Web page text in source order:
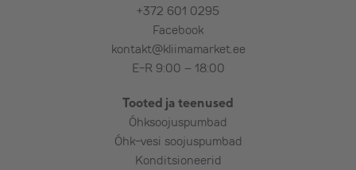
+372 601 0295
Facebook
kontakt@kliimamarket.ee
E-R 9:00 – 18:00
Tooted ja teenused
Õhksoojuspumbad
Õhk-vesi soojuspumbad
Konditsioneerid